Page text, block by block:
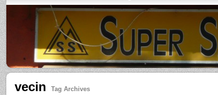
vecin Tag Archives